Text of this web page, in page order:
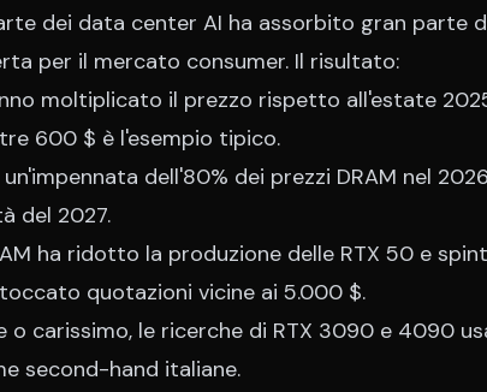
dei data center AI ha assorbito gran parte
per il mercato consumer. Il risultato:
moltiplicato il prezzo rispetto all'estate
600 $ è l'esempio tipico.
dell'80% dei prezzi DRAM nel
del 2027.
ha ridotto la produzione delle RTX 50 e
quotazioni vicine ai 5.000 $.
o carissimo, le ricerche di RTX 3090 e 4090
second-hand italiane.